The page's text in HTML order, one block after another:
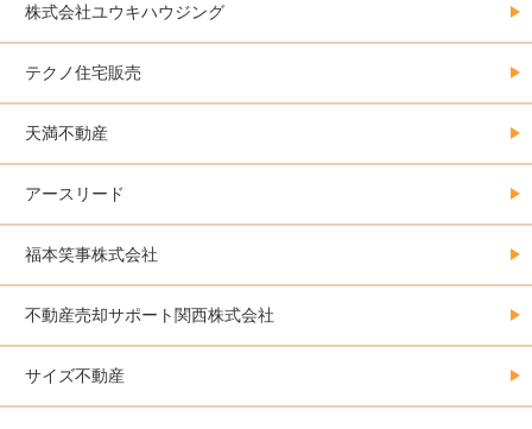
株式会社ユウキハウジング
テクノ住宅販売
天満不動産
アースリード
福本笑事株式会社
不動産売却サポート関西株式会社
サイズ不動産